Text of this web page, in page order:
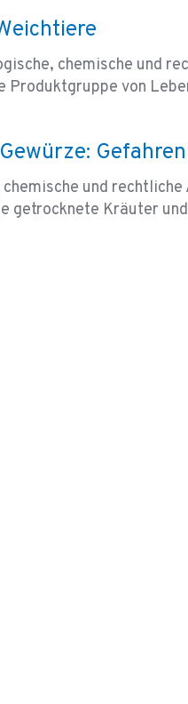
chemische und
Produktgruppe von
und rechtliche
getrocknete Kräuter